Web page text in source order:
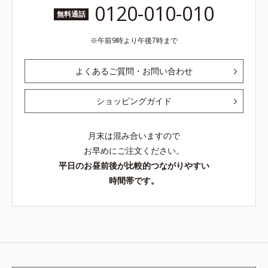
無料通話 0120-010-010
午前9時より午後7時まで
よくあるご質問・お問い合わせ
ショッピングガイド
月末は混み合いますので
お早めにご注文ください。
平日のお昼前後が比較的つながりやすい
時間帯です。